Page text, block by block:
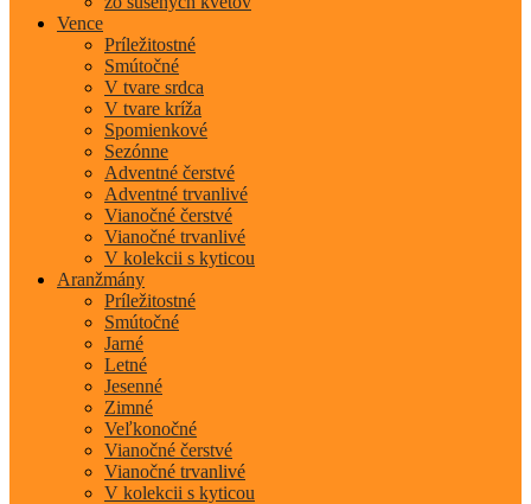
Vence
Príležitostné
Smútočné
V tvare srdca
V tvare kríža
Spomienkové
Sezónne
Adventné čerstvé
Adventné trvanlivé
Vianočné čerstvé
Vianočné trvanlivé
V kolekcii s kyticou
Aranžmány
Príležitostné
Smútočné
Jarné
Letné
Jesenné
Zimné
Veľkonočné
Vianočné čerstvé
Vianočné trvanlivé
V kolekcii s kyticou